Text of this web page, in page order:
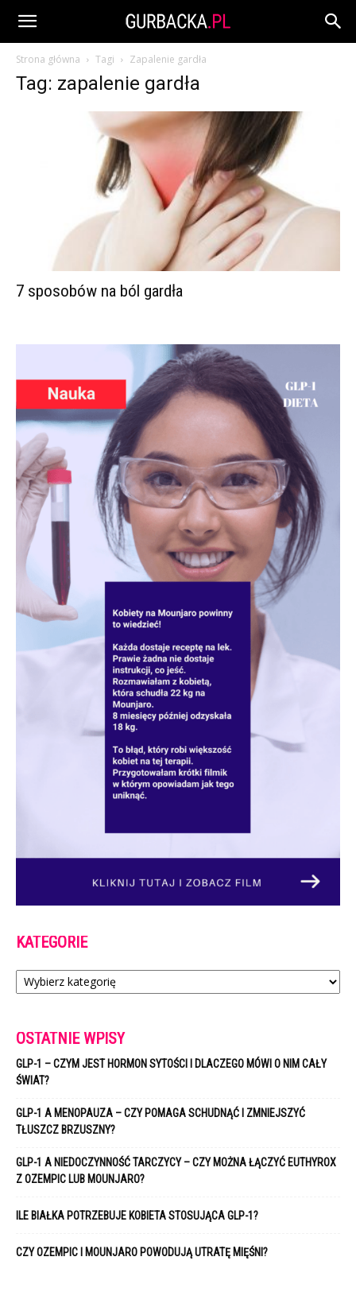
Strona główna Tagi Zapalenie gardła
Tag: zapalenie gardła
7 sposobów na ból gardła
KATEGORIE
Kategorie
OSTATNIE WPISY
GLP-1 – CZYM JEST HORMON SYTOŚCI I DLACZEGO MÓWI O NIM CAŁY
ŚWIAT?
GLP-1 A MENOPAUZA – CZY POMAGA SCHUDNĄĆ I ZMNIEJSZYĆ
TŁUSZCZ BRZUSZNY?
GLP-1 A NIEDOCZYNNOŚĆ TARCZYCY – CZY MOŻNA ŁĄCZYĆ EUTHYROX
Z OZEMPIC LUB MOUNJARO?
ILE BIAŁKA POTRZEBUJE KOBIETA STOSUJĄCA GLP-1?
CZY OZEMPIC I MOUNJARO POWODUJĄ UTRATĘ MIĘŚNI?